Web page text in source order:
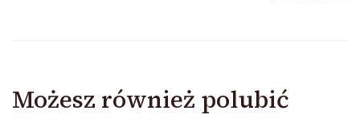
Możesz również polubić